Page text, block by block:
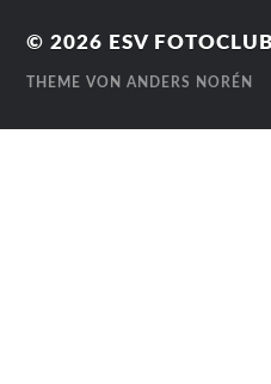
© 2026 ESV
THEME VONANDERS NORÉN